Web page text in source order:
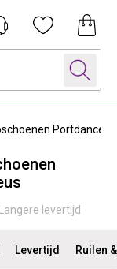
Portdance
Langere levertijd
Levertijd Ruilen